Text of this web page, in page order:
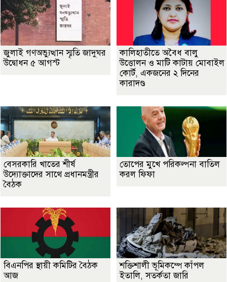
জুলাই গণঅভ্যুত্থান স্মৃতি জাদুঘর
উদ্বোধন ৫ আগস্ট
কালিহাতীতে অবৈধ বালু
উত্তোলন ও মাটি কাটায় মোবাইল
কোর্ট, একজনের ২ দিনের
কারাদণ্ড
বেসরকারি খাতের শীর্ষ
উদ্যোক্তাদের সাথে প্রধানমন্ত্রীর
বৈঠক
তোপের মুখে পরিকল্পনা বাতিল
করল ফিফা
বিএনপির স্থায়ী কমিটির বৈঠক
আজ
শক্তিশালী ভূমিকম্পে কাঁপল
ইতালি, সতর্কতা জারি